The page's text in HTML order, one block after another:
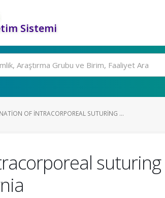
Sistemi
OF INTRACORPOREAL SUTURING ...